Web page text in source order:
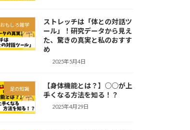
おもしろ雑学
ストレッチは「体との対話ツ
ール」！研究データから見え
た、驚きの真実と私のおすす
め
2025年5月4日
足の知識
【身体機能とは？】○○が上
手くなる方法を知る！？
2025年4月29日